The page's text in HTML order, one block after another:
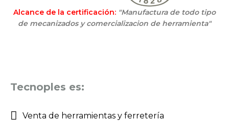
Alcance de la certificación: "Manufactura de todo tipo
de mecanizados y comercializacion de herramienta"
Tecnoples es:
Venta de herramientas y ferretería